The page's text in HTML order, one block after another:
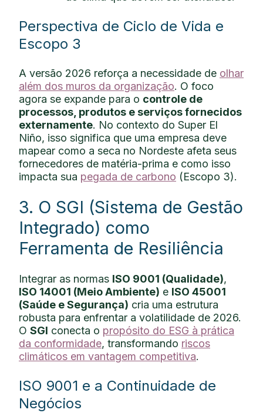
Perspectiva de Ciclo de Vida e
Escopo 3
A versão 2026 reforça a necessidade de olhar
além dos muros da organização. O foco
agora se expande para o controle de
processos, produtos e serviços fornecidos
externamente. No contexto do Super El
Niño, isso significa que uma empresa deve
mapear como a seca no Nordeste afeta seus
fornecedores de matéria-prima e como isso
impacta sua pegada de carbono (Escopo 3).
3. O SGI (Sistema de Gestão
Integrado) como
Ferramenta de Resiliência
Integrar as normas ISO 9001 (Qualidade),
ISO 14001 (Meio Ambiente) e ISO 45001
(Saúde e Segurança) cria uma estrutura
robusta para enfrentar a volatilidade de 2026.
O SGI conecta o propósito do ESG à prática
da conformidade, transformando riscos
climáticos em vantagem competitiva.
ISO 9001 e a Continuidade de
Negócios